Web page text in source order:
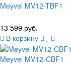
Meyvel MV12-TBF1
13 599 руб.
В корзину
Meyvel MV12-CBF1